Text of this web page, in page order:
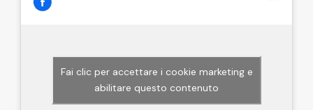
Fai clic per accettare i cookie marketing e
abilitare questo contenuto